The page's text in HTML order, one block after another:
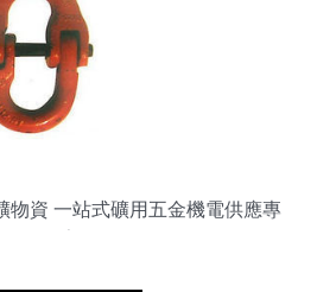
物資 一站式礦用五金機電供應專